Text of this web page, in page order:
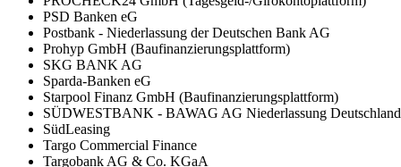
PSD Banken eG
Postbank - Niederlassung der Deutschen Bank AG
Prohyp GmbH (Baufinanzierungsplattform)
SKG BANK AG
Sparda-Banken eG
Starpool Finanz GmbH (Baufinanzierungsplattform)
SÜDWESTBANK - BAWAG AG Niederlassung Deutschland
SüdLeasing
Targo Commercial Finance
Targobank AG & Co. KGaA